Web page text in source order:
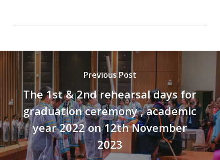
Previous Post
The 1st & 2nd rehearsal days for
graduation ceremony , academic
year 2022 on 12th November
2023